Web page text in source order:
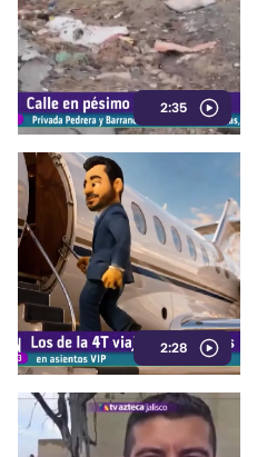
2:35
2:28